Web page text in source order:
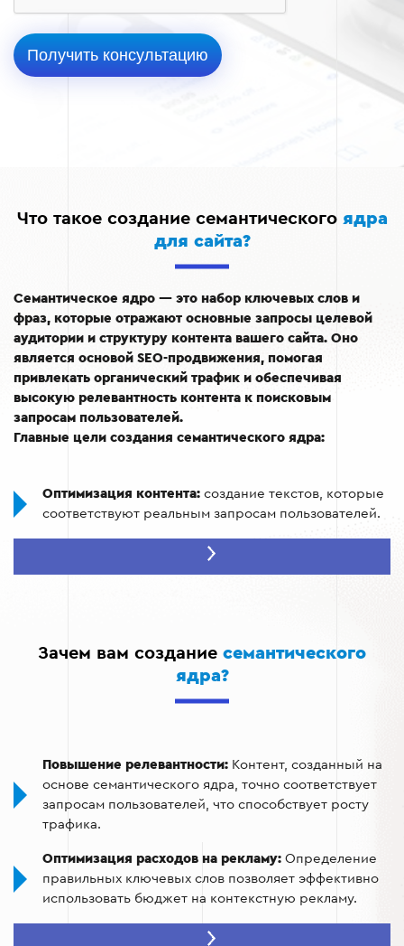
Что такое создание семантическогоядра
для сайта?
Семантическое ядро — это набор ключевых слов и
фраз, которые отражают основные запросы целевой
аудитории и структуру контента вашего сайта. Оно
является основой SEO-продвижения, помогая
привлекать органический трафик и обеспечивая
высокую релевантность контента к поисковым
запросам пользователей.
Главные цели создания семантического ядра:
Оптимизация контента: создание текстов, которые
соответствуют реальным запросам пользователей.
достижение высоких
понимание потребностей
пользователей через анализ их запросов.
Зачем вам создание семантического
ядра?
Повышение релевантности: Контент, созданный на
основе семантического ядра, точно соответствует
запросам пользователей, что способствует росту
трафика.
Оптимизация расходов на рекламу: Определение
правильных ключевых слов позволяет эффективно
использовать бюджет на контекстную рекламу.
Ключевые слова,